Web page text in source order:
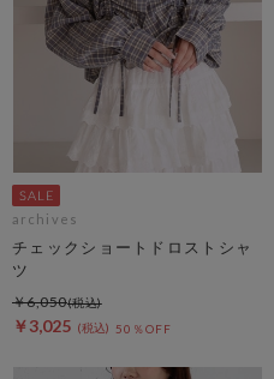
archives
チェックショートドロストシャ
ツ
￥3,025 50％OFF
￥6,050